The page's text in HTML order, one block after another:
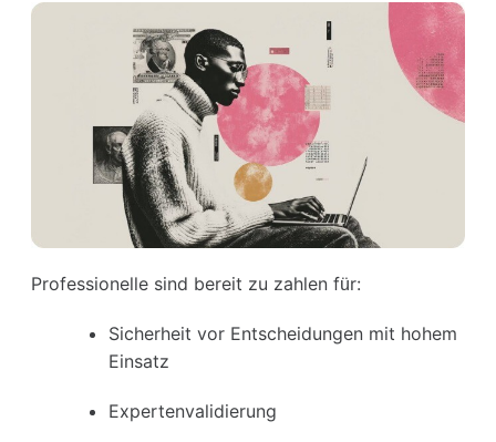
Professionelle sind bereit zu zahlen für:
Sicherheit vor Entscheidungen mit hohem
Einsatz
Expertenvalidierung